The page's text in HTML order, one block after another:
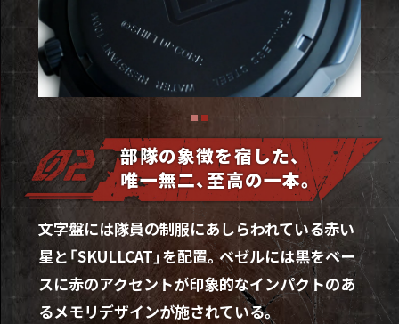
部隊の象徴を宿した、
唯一無二、至高の一本。
文字盤には隊員の制服にあしらわれている赤い
星と「SKULLCAT」を配置。ベゼルには黒をベー
スに赤のアクセントが印象的なインパクトのあ
るメモリデザインが施されている。